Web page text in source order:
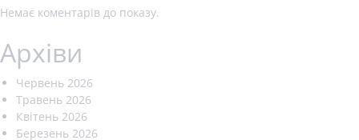
Немає коментарів до показу.
Архіви
Червень 2026
Травень 2026
Квітень 2026
Березень 2026